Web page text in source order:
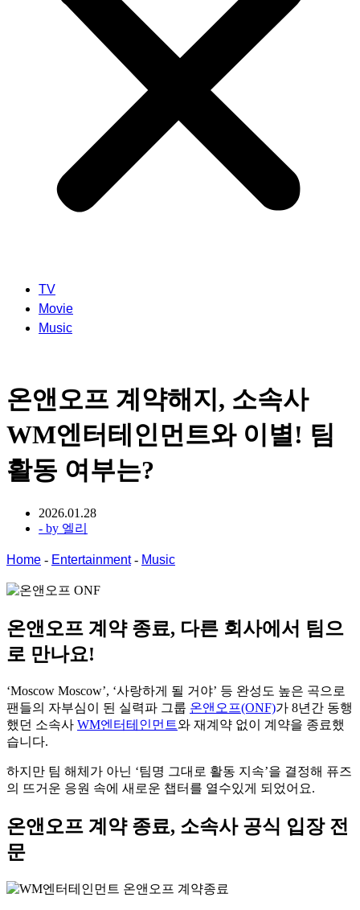
TV
Movie
Music
온앤오프 계약해지, 소속사
WM엔터테인먼트와 이별! 팀
활동 여부는?
2026.01.28
- by 엘리
Home - Entertainment- Music
온앤오프 계약 종료, 다른 회사에서 팀으
로 만나요!
‘Moscow Moscow’, ‘사랑하게 될 거야’ 등 완성도 높은 곡으로
팬들의 자부심이 된 실력파 그룹 온앤오프(ONF)가 8년간 동행
했던 소속사 WM엔터테인먼트와 재계약 없이 계약을 종료했
습니다.
하지만 팀 해체가 아닌 ‘팀명 그대로 활동 지속’을 결정해 퓨즈
의 뜨거운 응원 속에 새로운 챕터를 열수있게 되었어요.
온앤오프 계약 종료, 소속사 공식 입장 전
문